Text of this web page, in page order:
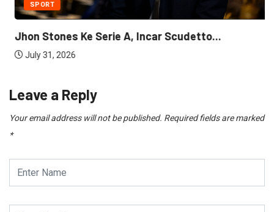
SPORT
Jhon Stones Ke Serie A, Incar Scudetto...
July 31, 2026
Leave a Reply
Your email address will not be published. Required fields are marked
*